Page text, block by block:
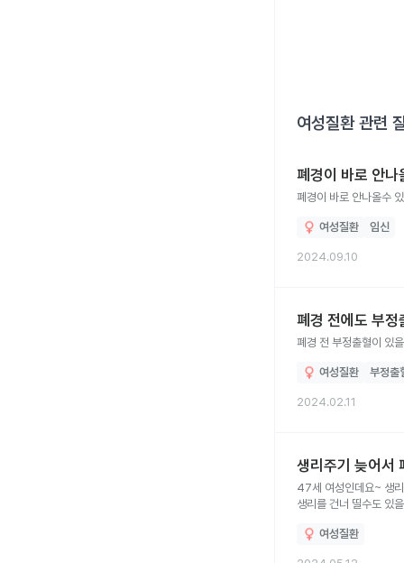
여성질환관련
폐경이 바로 안나
폐경이 바로 안나올수
여성질환 임신
2024.09.10
폐경 전에도 부
폐경 전 부정출혈이 있
여성질환 부정출
2024.02.11
생리주기 늦어서
47세 여성인데요~ 생
생리를 건너 띨수도 있
여성질환